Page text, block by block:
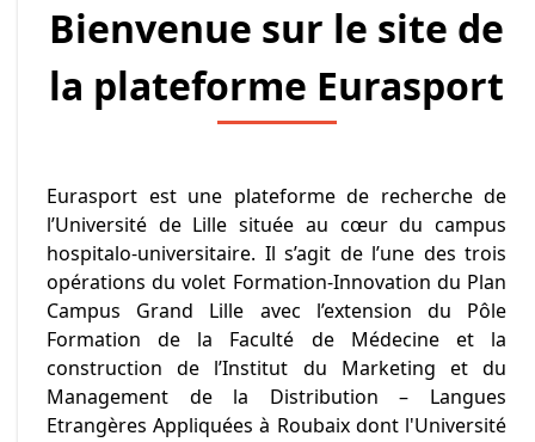
Bienvenue sur le site de
la plateforme Eurasport
Eurasport est une plateforme de recherche de
l’Université de Lille située au cœur du campus
hospitalo-universitaire. Il s’agit de l’une des trois
opérations du volet Formation-Innovation du Plan
Campus Grand Lille avec l’extension du Pôle
Formation de la Faculté de Médecine et la
construction de l’Institut du Marketing et du
Management de la Distribution – Langues
Etrangères Appliquées à Roubaix dont l'Université